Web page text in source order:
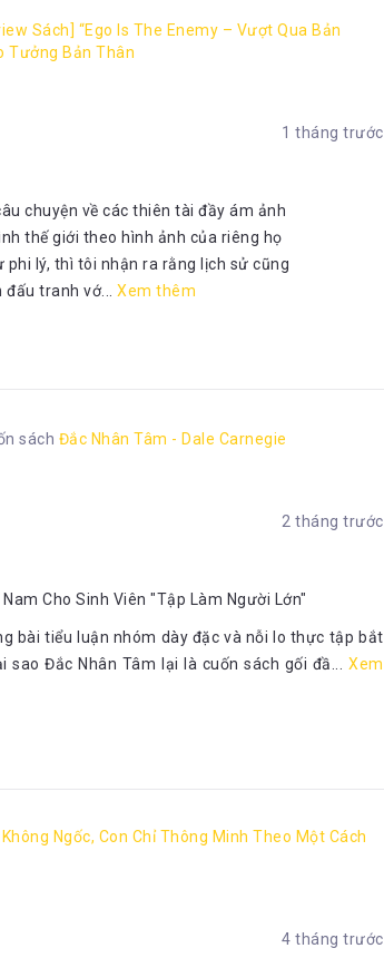
Sách] “Ego Is The Enemy – Vượt Qua Bản
Tưởng Bản Thân
1 tháng trước
chuyện về các thiên tài đầy ám ảnh
thế giới theo hình ảnh của riêng họ
lý, thì tôi nhận ra rằng lịch sử cũng
tranh vớ...
Xem thêm
sách Đắc Nhân Tâm - Dale Carnegie
2 tháng trước
Cho Sinh Viên "Tập Làm Người Lớn"
bài tiểu luận nhóm dày đặc và nỗi lo thực tập bắt
Đắc Nhân Tâm lại là cuốn sách gối đầ...
Xem
Ngốc, Con Chỉ Thông Minh Theo Một Cách
4 tháng trước